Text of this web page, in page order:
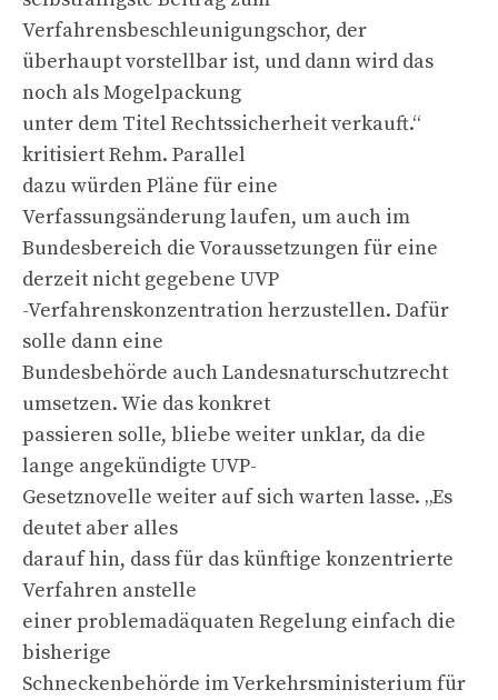
Verfahrensbeschleunigungschor, der
überhaupt vorstellbar ist, und dann wird das
noch als Mogelpackung
unter dem Titel Rechtssicherheit verkauft.“
kritisiert Rehm. Parallel
dazu würden Pläne für eine
Verfassungsänderung laufen, um auch im
Bundesbereich die Voraussetzungen für eine
derzeit nicht gegebene UVP
-Verfahrenskonzentration herzustellen. Dafür
solle dann eine
Bundesbehörde auch Landesnaturschutzrecht
umsetzen. Wie das konkret
passieren solle, bliebe weiter unklar, da die
lange angekündigte UVP-
Gesetznovelle weiter auf sich warten lasse. „Es
deutet aber alles
darauf hin, dass für das künftige konzentrierte
Verfahren anstelle
einer problemadäquaten Regelung einfach die
bisherige
Schneckenbehörde im Verkehrsministerium für